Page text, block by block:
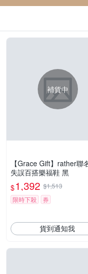
補貨中
【Grace Gift】rather聯
失誤百搭樂福鞋 黑
$1,392 $1,513
限時下殺
券
貨到通知我